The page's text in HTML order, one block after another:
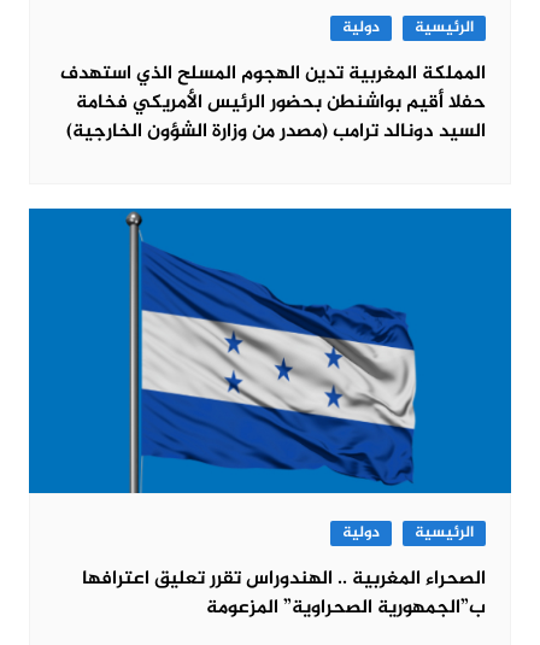
الرئيسية دولية
المملكة المغربية تدين الهجوم المسلح الذي استهدف
حفلا أقيم بواشنطن بحضور الرئيس الأمريكي فخامة
السيد دونالد ترامب (مصدر من وزارة الشؤون الخارجية)
الرئيسية دولية
الصحراء المغربية .. الهندوراس تقرر تعليق اعترافها
ب”الجمهورية الصحراوية” المزعومة